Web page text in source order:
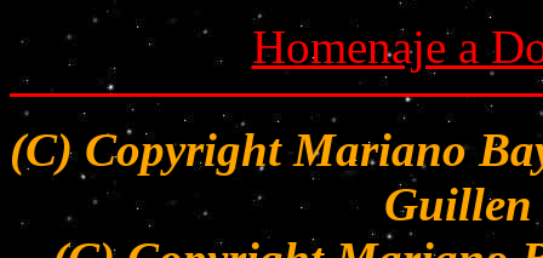
Homenaje a
(C) Copyright Mariano
Guillen